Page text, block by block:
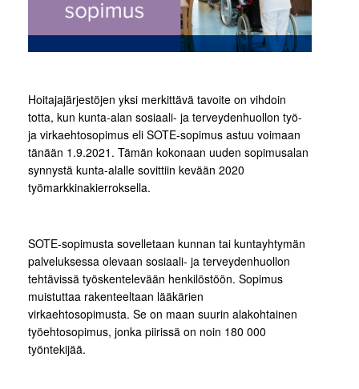
Hoitajajärjestöjen yksi merkittävä tavoite on vihdoin
totta, kun kunta-alan sosiaali- ja terveydenhuollon työ-
ja virkaehtosopimus eli SOTE-sopimus astuu voimaan
tänään 1.9.2021. Tämän kokonaan uuden sopimusalan
synnystä kunta-alalle sovittiin kevään 2020
työmarkkinakierroksella.
SOTE-sopimusta sovelletaan kunnan tai kuntayhtymän
palveluksessa olevaan sosiaali- ja terveydenhuollon
tehtävissä työskentelevään henkilöstöön. Sopimus
muistuttaa rakenteeltaan lääkärien
virkaehtosopimusta. Se on maan suurin alakohtainen
työehtosopimus, jonka piirissä on noin 180 000
työntekijää.